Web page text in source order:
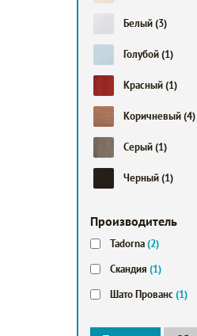
Белый(3)
Голубой(1)
Красный(1)
Коричневый(4)
Серый(1)
Черный(1)
Производитель
Tadorna(2)
Скандия(1)
Шато Прованс(1)